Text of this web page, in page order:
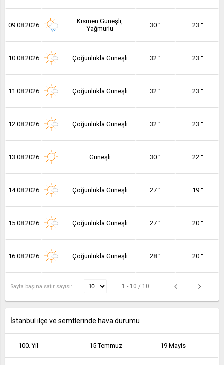
09.08.2026
Kısmen Güneşli,
Yağmurlu
30 ° 23 °
10.08.2026 Çoğunlukla Güneşli 32 ° 23 °
11.08.2026 Çoğunlukla Güneşli 32 ° 23 °
12.08.2026 Çoğunlukla Güneşli 32 ° 23 °
13.08.2026 Güneşli 30 ° 22 °
14.08.2026 Çoğunlukla Güneşli 27 ° 19 °
15.08.2026 Çoğunlukla Güneşli 27 ° 20 °
16.08.2026 Çoğunlukla Güneşli 28 ° 20 °
Sayfa başına satır sayısı: 1 - 10 / 10
İstanbul ilçe ve semtlerinde hava durumu
100. Yil 15 Temmuz 19 Mayis